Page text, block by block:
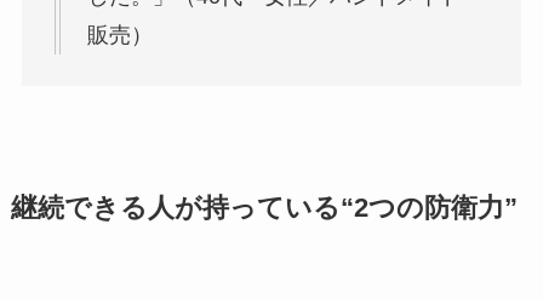
販売）
継続できる人が持っている“2つの防衛力”